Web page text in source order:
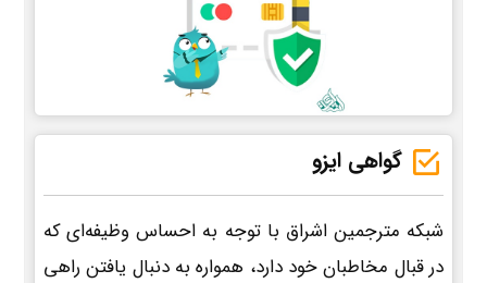
گواهی ایزو
شبکه مترجمین اشراق با توجه به احساس وظیفه‌ای که
در قبال مخاطبان خود دارد، همواره به دنبال یافتن راهی